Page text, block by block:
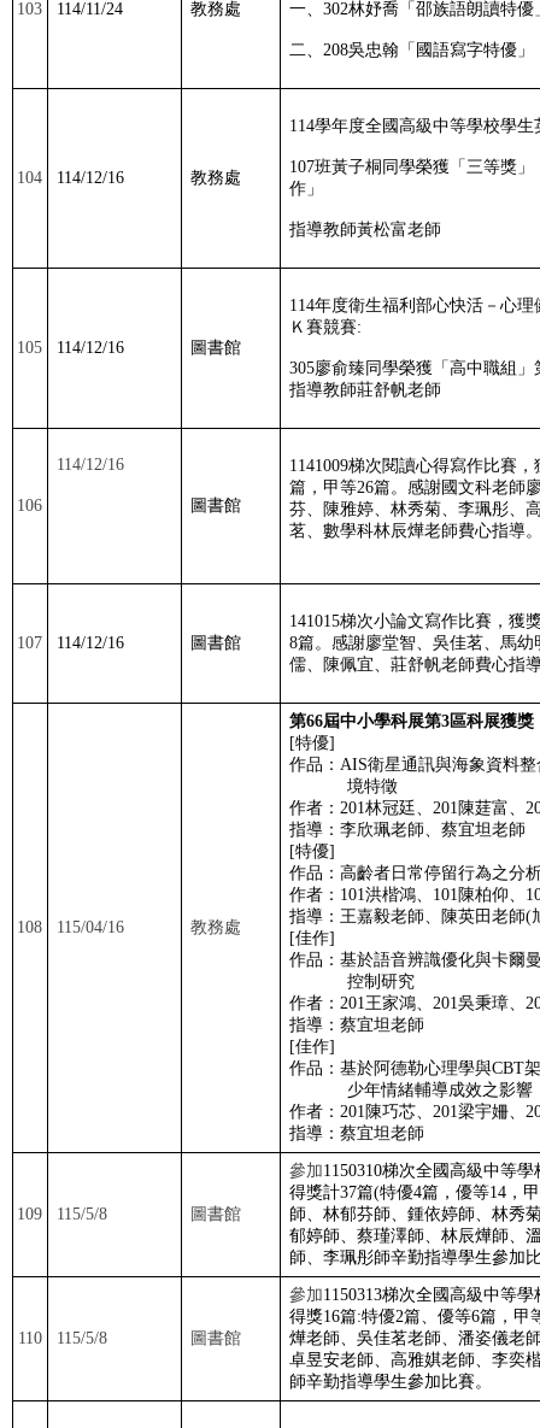
103 114/11/24 教務處 一、 302林妤喬「邵族語朗讀特優
二、 208吳忠翰「國語寫字特優」
104 114/12/16 教務處
114學年度全國高級中等學校學
107班黃子桐同學榮獲「三等獎
作」
指導教師黃松富老師
105 114/12/16 圖書館
114年度衛生福利部心快活－心
Ｋ賽競賽:
305廖俞臻同學榮獲「高中職組」
指導教師莊舒帆老師
106
114/12/16
圖書館
1141009梯次閱讀心得寫作比賽，
篇，甲等26篇。感謝國文科老師
芬、陳雅婷、林秀菊、李珮彤、
茗、數學科林辰燁老師費心指導
107 114/12/16 圖書館
141015梯次小論文寫作比賽，獲
8篇。感謝廖堂智、吳佳茗、馬
儒、陳佩宜、莊舒帆老師費心指
108 115/04/16 教務處
第66屆中小學科展第3區科展獲獎
[特優]
作品： AIS衛星通訊與海象資料
境特徵
作者： 201林冠廷、 201 陳莛富、
指導：李欣珮老師、蔡宜坦老師
[特優]
作品：高齡者日常停留行為之分
作者： 101洪楷鴻、 101 陳柏仰、
指導：王嘉毅老師、陳英田老師(
[佳作]
作品：基於語音辨識優化與卡爾
控制研究
作者： 201王家鴻、 201吳秉璋、
指導：蔡宜坦老師
[佳作]
作品：基於阿德勒心理學與CBT
少年情緒輔導成效之影響
作者： 201 陳巧芯、 201梁宇姍、
指導：蔡宜坦老師
109 115/5/8 圖書館
參加1150310梯次全國高級中等學
得獎計37篇(特優4篇，優等14，
師、林郁芬師、鍾依婷師、林秀
郁婷師、蔡瑾澤師、林辰燁師、
師、李珮彤師辛勤指導學生參加
110 115/5/8 圖書館
參加1150313梯次全國高級中等學
得獎16篇:特優2篇、優等6篇，甲
燁老師、吳佳茗老師、潘姿儀老
卓昱安老師、高雅娸老師、李奕
師辛勤指導學生參加比賽。